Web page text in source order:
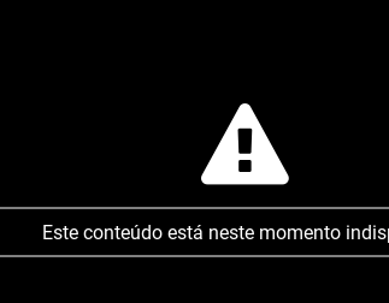
Este conteúdo está neste momento